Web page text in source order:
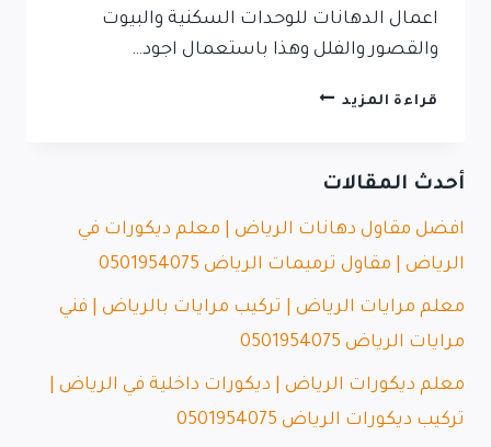
اعمال الدهانات للوحدات السكنية والبيوت
والقصور والفلل وهذا باستعمال اجود…
قراءة المزيد
أحدث المقالات
افضل مقاول دهانات الرياض | معلم ديكورات في
الرياض | مقاول ترميمات الرياض 0501954075
معلم مرايات الرياض | تركيب مرايات بالرياض | فني
مرايات الرياض 0501954075
معلم ديكورات الرياض | ديكورات داخلية في الرياض |
تركيب ديكورات الرياض 0501954075